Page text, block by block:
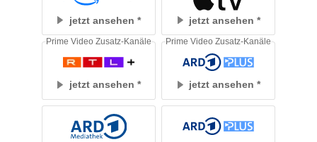
jetzt ansehen jetzt ansehen
jetzt ansehen
Prime Video Zusatz-Kanäle
jetzt ansehen
Prime Video Zusatz-Kanäle